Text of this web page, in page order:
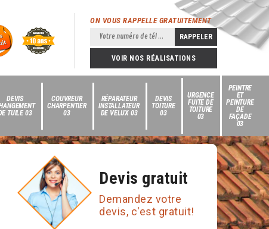
ON VOUS RAPPELLE GRATUITEMENT
VOIR NOS RÉALISATIONS
DEVIS
TUILE 03
COUVREUR
CHARPENTIER
03
RÉPARATEUR
INSTALLATEUR
DE VELUX 03
DEVIS
TOITURE
03
URGENCE
FUITE DE
TOITURE
03
PEINTRE
ET
PEINTURE
DE
FAÇADE
03
Devis gratuit
Demandez votre
devis, c'est gratuit!